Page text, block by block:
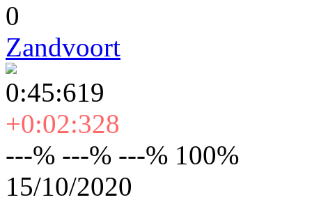
0
Zandvoort
0:45:619
+0:02:328
---% ---% ---% 100%
15/10/2020